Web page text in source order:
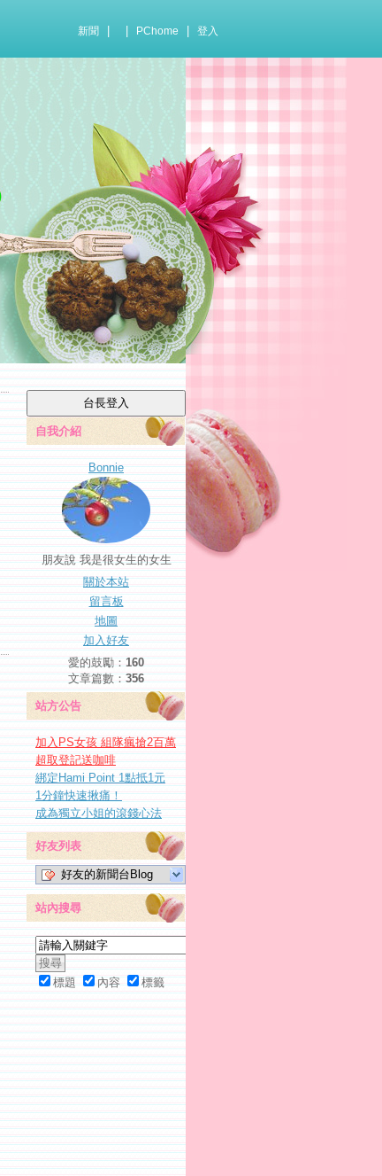
新聞 PChome 登入
自我介紹
Bonnie
朋友說 我是很女生的女生
關於本站
留言板
地圖
加入好友
愛的鼓勵：160
文章篇數：356
站方公告
加入PS女孩 組隊瘋搶2百萬
超取登記送咖啡
綁定Hami Point 1點抵1元
1分鐘快速揪痛！
成為獨立小姐的滾錢心法
好友列表
好友的新聞台Blog
站內搜尋
標題 內容 標籤